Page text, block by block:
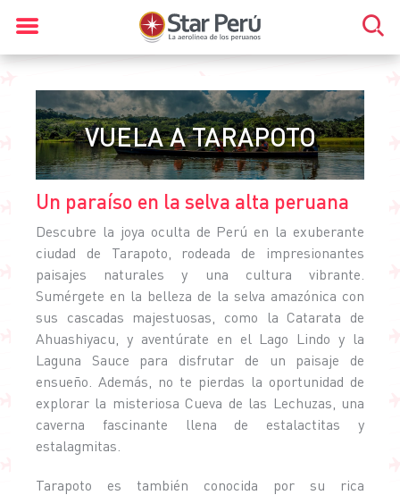
VUELA A TARAPOTO
Un paraíso en la selva alta peruana
Descubre la joya oculta de Perú en la exuberante
ciudad de Tarapoto, rodeada de impresionantes
paisajes naturales y una cultura vibrante.
Sumérgete en la belleza de la selva amazónica con
sus cascadas majestuosas, como la Catarata de
Ahuashiyacu, y aventúrate en el Lago Lindo y la
Laguna Sauce para disfrutar de un paisaje de
ensueño. Además, no te pierdas la oportunidad de
explorar la misteriosa Cueva de las Lechuzas, una
caverna fascinante llena de estalactitas y
estalagmitas.
Tarapoto es también conocida por su rica